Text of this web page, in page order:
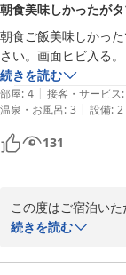
し、大変光栄に存じ
てご用意しており
な励みでございます。
今後とも、より一層
てまいります。
ぜひまた季節を変え
スタッフ一同、再
犬鳴山温泉 不動口
朝食美味しかったが
朝食ご飯美味しかっ
さい。画面ヒビ入る。
続きを読む
部屋: 4 | 接客・サービス:
温泉・お風呂: 3 | 設備: 2
131
この度はご宿泊いた
また、朝食について
続きを読む